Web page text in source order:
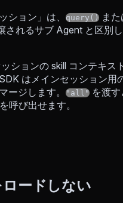
ション」は、 query() また
されるサブ Agent と区別
ションの skill コンテキス
はメインセッション用
ージします。 "all" を渡
呼び出せます。
ードしない